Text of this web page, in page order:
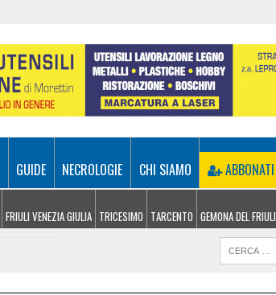
GUIDE NECROLOGIE CHI SIAMO ABBONATI
FRIULI VENEZIA GIULIA TRICESIMO TARCENTO GEMONA DEL FRIULI